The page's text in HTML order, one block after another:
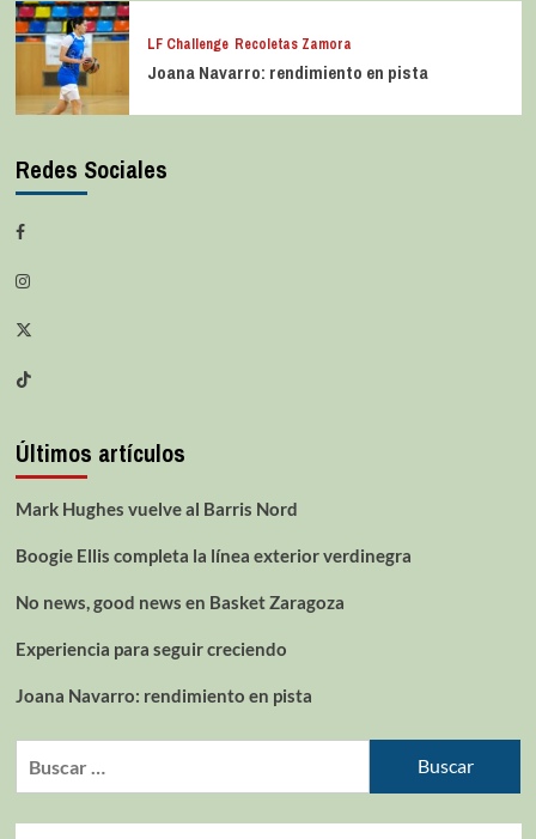
LF Challenge Recoletas Zamora
Joana Navarro: rendimiento en pista
Redes Sociales
Últimos artículos
Mark Hughes vuelve al Barris Nord
Boogie Ellis completa la línea exterior verdinegra
No news, good news en Basket Zaragoza
Experiencia para seguir creciendo
Joana Navarro: rendimiento en pista